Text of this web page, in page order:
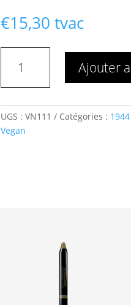
€15,30 tvac
Jade
Ajouter
UGS : VN111 Catégories :
Vegan